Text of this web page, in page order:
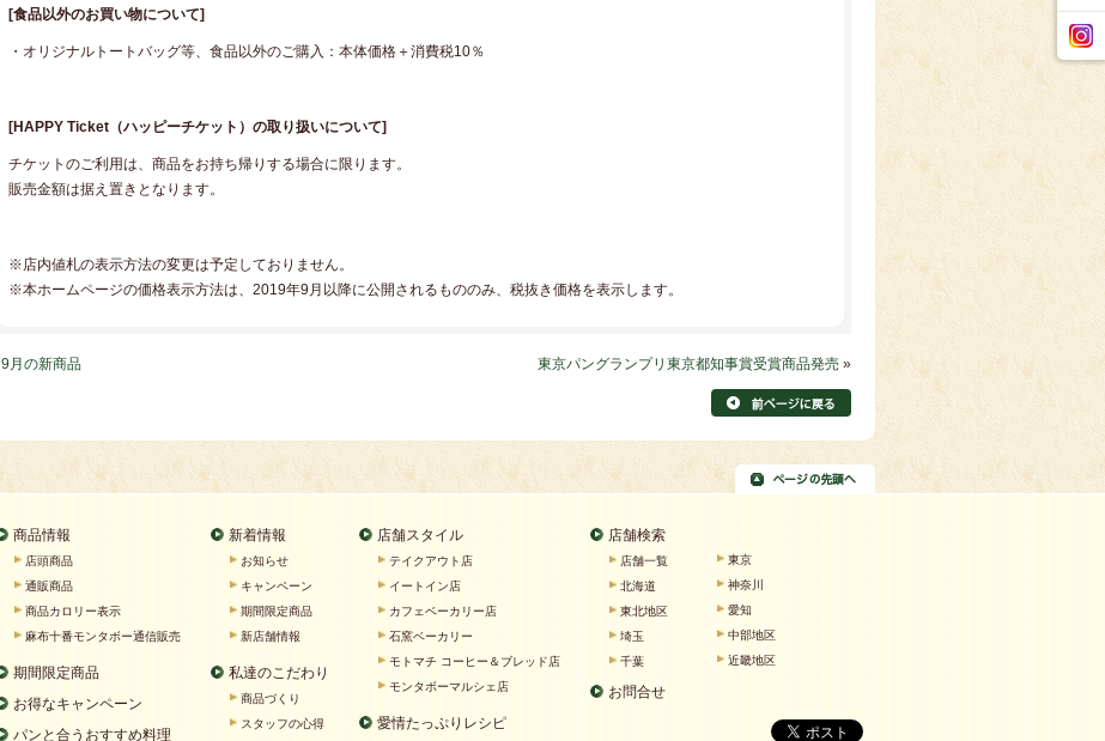
[食品以外のお買い物について]
・オリジナルトートバッグ等、食品以外のご購入：本体価格＋消費税10％
[HAPPY Ticket（ハッピーチケット）の取り扱いについて]
チケットのご利用は、商品をお持ち帰りする場合に限ります。
販売金額は据え置きとなります。
※店内値札の表示方法の変更は予定しておりません。
※本ホームページの価格表示方法は、2019年9月以降に公開されるもののみ、税抜き価格を表示します。
9月の新商品 東京パングランプリ東京都知事賞受賞商品発売 »
商品情報
店頭商品
通販商品
商品カロリー表示
麻布十番モンタボー通信販売
期間限定商品
お得なキャンペーン
パンと合うおすすめ料理
新着情報
お知らせ
キャンペーン
期間限定商品
新店舗情報
私達のこだわり
商品づくり
スタッフの心得
店舗スタイル
テイクアウト店
イートイン店
カフェベーカリー店
石窯ベーカリー
モトマチ コーヒー＆ブレッド店
モンタボーマルシェ店
愛情たっぷりレシピ
店舗検索
店舗一覧
北海道
東北地区
埼玉
千葉
お問合せ
東京
神奈川
愛知
中部地区
近畿地区